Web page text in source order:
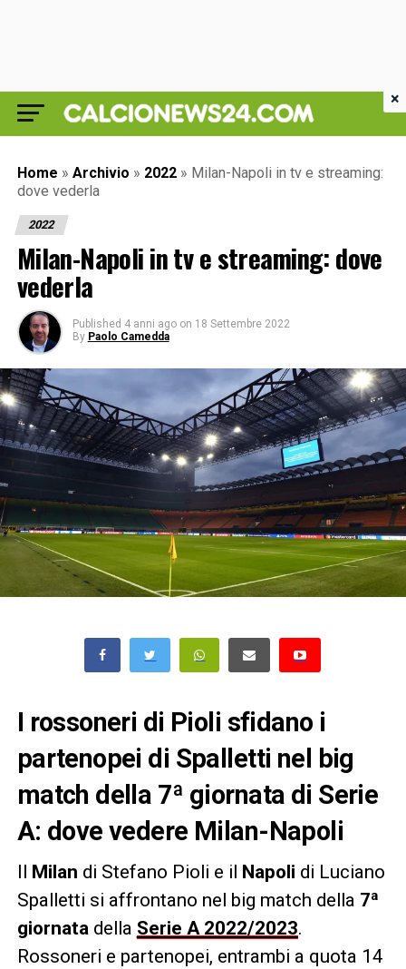
Home » Archivio » 2022 » Milan-Napoli in tv e streaming:
dove vederla
2022
Milan-Napoli in tv e streaming: dove
vederla
Published 4 anni ago on 18 Settembre 2022
By Paolo Camedda
I rossoneri di Pioli sfidano i
partenopei di Spalletti nel big
match della 7ª giornata di Serie
A: dove vedere Milan-Napoli
Milan di Stefano Pioli e il Napoli di Luciano
Spalletti si affrontano nel big match della 7ª
giornata della Serie A 2022/2023.
Rossoneri e partenopei, entrambi a quota 14
×